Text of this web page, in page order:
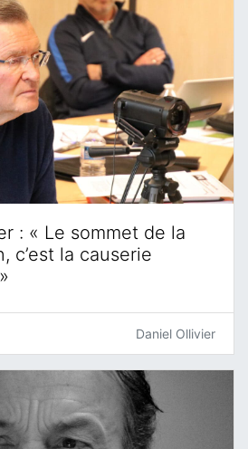
: « Le sommet de la
c’est la causerie
Daniel Ollivier